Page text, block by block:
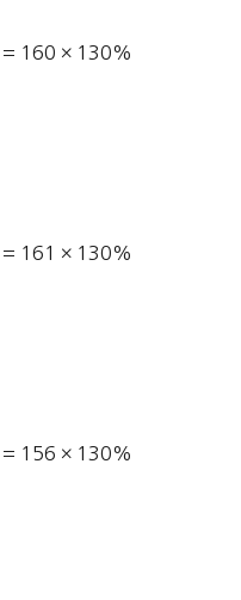
160 × 130%
161 × 130%
156 × 130%